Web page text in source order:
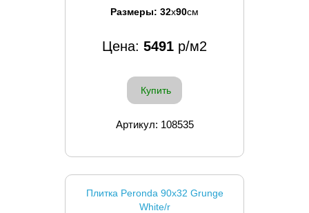
Размеры: 32x90см
Цена: 5491 р/м2
Купить
Артикул: 108535
Плитка Peronda 90x32 Grunge
White/r